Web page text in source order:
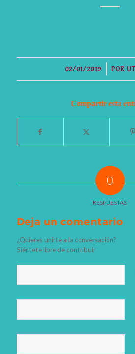
02/01/2019
/ POR
Compartir esta
0
RESPUESTAS
Deja un comentario
¿Quieres unirte a la conversación?
Siéntete libre de contribuir